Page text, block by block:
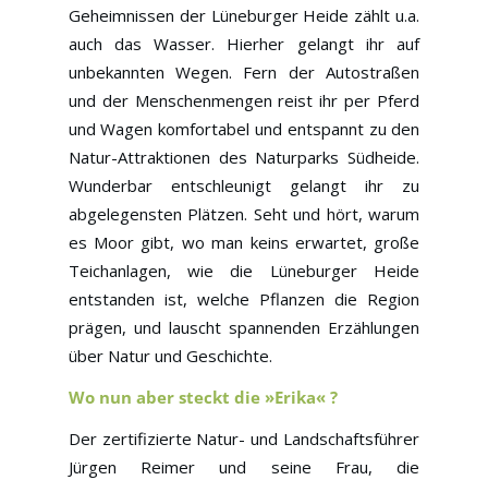
Geheimnissen der Lüneburger Heide zählt u.a.
auch das Wasser. Hierher gelangt ihr auf
unbekannten Wegen. Fern der Autostraßen
und der Menschenmengen reist ihr per Pferd
und Wagen komfortabel und entspannt zu den
Natur-Attraktionen des Naturparks Südheide.
Wunderbar entschleunigt gelangt ihr zu
abgelegensten Plätzen. Seht und hört, warum
es Moor gibt, wo man keins erwartet, große
Teichanlagen, wie die Lüneburger Heide
entstanden ist, welche Pflanzen die Region
prägen, und lauscht spannenden Erzählungen
über Natur und Geschichte.
Wo nun aber steckt die »Erika« ?
Der zertifizierte Natur- und Landschaftsführer
Jürgen Reimer und seine Frau, die